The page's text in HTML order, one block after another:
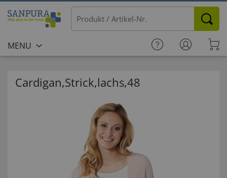
MENU
Cardigan,Strick,lachs,48